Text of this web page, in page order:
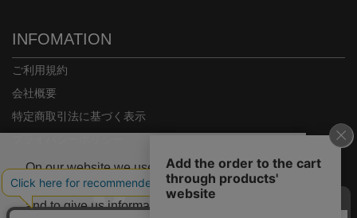
INFOMATION
ご利用規約
会社概要
特定商取引法に基づく表示
On our website we use some cookies. These
are necessary for our site to work properly
and to give us information about how our site